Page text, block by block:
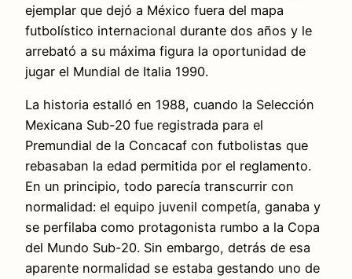
ejemplar que dejó a México fuera del mapa
futbolístico internacional durante dos años y le
arrebató a su máxima figura la oportunidad de
jugar el Mundial de Italia 1990.
La historia estalló en 1988, cuando la Selección
Mexicana Sub-20 fue registrada para el
Premundial de la Concacaf con futbolistas que
rebasaban la edad permitida por el reglamento.
En un principio, todo parecía transcurrir con
normalidad: el equipo juvenil competía, ganaba y
se perfilaba como protagonista rumbo a la Copa
del Mundo Sub-20. Sin embargo, detrás de esa
aparente normalidad se estaba gestando uno de